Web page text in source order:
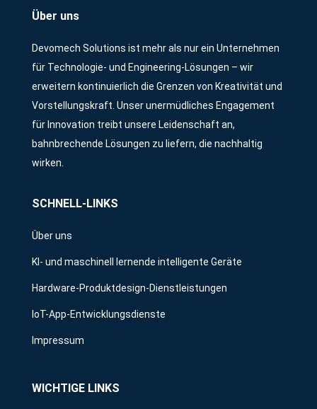
Über uns
Devomech Solutions ist mehr als nur ein Unternehmen
für Technologie- und Engineering-Lösungen – wir
erweitern kontinuierlich die Grenzen von Kreativität und
Vorstellungskraft. Unser unermüdliches Engagement
für Innovation treibt unsere Leidenschaft an,
bahnbrechende Lösungen zu liefern, die nachhaltig
wirken.
SCHNELL-LINKS
Über uns
KI- und maschinell lernende intelligente Geräte
Hardware-Produktdesign-Dienstleistungen
IoT-App-Entwicklungsdienste
Impressum
WICHTIGE LINKS